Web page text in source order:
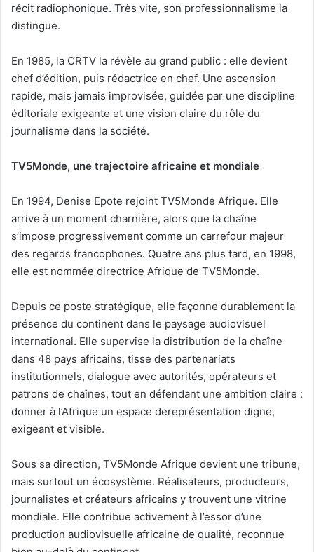
récit radiophonique. Très vite, son professionnalisme la
distingue.
En 1985, la CRTV la révèle au grand public : elle devient
chef d’édition, puis rédactrice en chef. Une ascension
rapide, mais jamais improvisée, guidée par une discipline
éditoriale exigeante et une vision claire du rôle du
journalisme dans la société.
TV5Monde, une trajectoire africaine et mondiale
En 1994, Denise Epote rejoint TV5Monde Afrique. Elle
arrive à un moment charnière, alors que la chaîne
s’impose progressivement comme un carrefour majeur
des regards francophones. Quatre ans plus tard, en 1998,
elle est nommée directrice Afrique de TV5Monde.
Depuis ce poste stratégique, elle façonne durablement la
présence du continent dans le paysage audiovisuel
international. Elle supervise la distribution de la chaîne
dans 48 pays africains, tisse des partenariats
institutionnels, dialogue avec autorités, opérateurs et
patrons de chaînes, tout en défendant une ambition claire :
donner à l’Afrique un espace dereprésentation digne,
exigeant et visible.
Sous sa direction, TV5Monde Afrique devient une tribune,
mais surtout un écosystème. Réalisateurs, producteurs,
journalistes et créateurs africains y trouvent une vitrine
mondiale. Elle contribue activement à l’essor d’une
production audiovisuelle africaine de qualité, reconnue